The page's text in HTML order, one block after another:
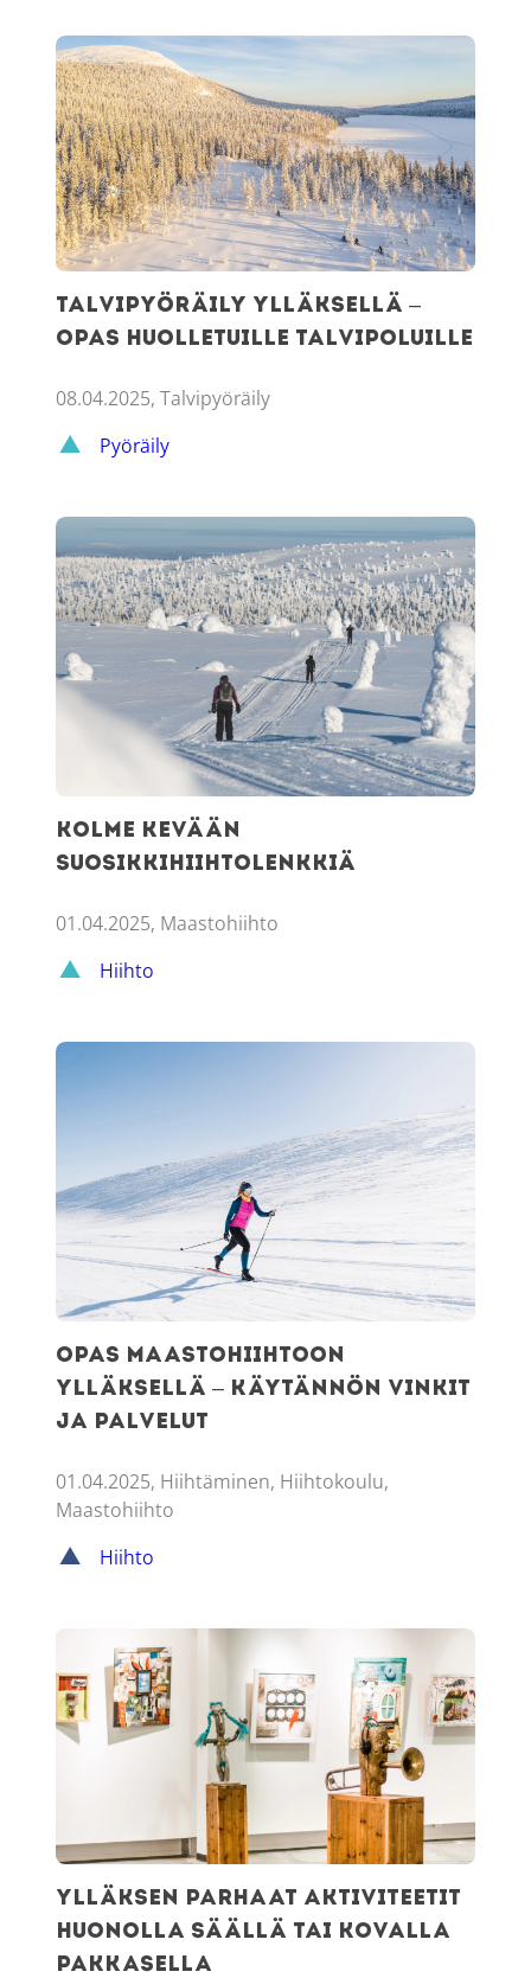
Talvipyöräily Ylläksellä – opas huolletuille talvipoluille
Talvipyöräily Ylläksellä –
opas huolletuille talvipoluille
08.04.2025, Talvipyöräily
Pyöräily
Kolme kevään suosikkihiihtolenkkiä
Kolme kevään
suosikkihiihtolenkkiä
01.04.2025, Maastohiihto
Hiihto
Opas maastohiihtoon Ylläksellä – käytännön vinkit ja
Opas maastohiihtoon
Ylläksellä – käytännön vinkit
ja palvelut
01.04.2025, Hiihtäminen, Hiihtokoulu,
Maastohiihto
Hiihto
Ylläksen parhaat aktiviteetit huonolla säällä tai kovalla
Ylläksen parhaat aktiviteetit
huonolla säällä tai kovalla
pakkasella